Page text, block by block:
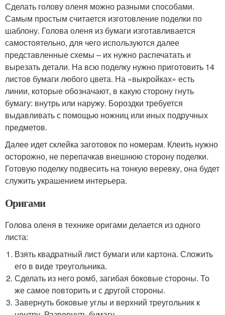
Сделать голову оленя можно разными способами.
Самым простым считается изготовление поделки по
шаблону. Голова оленя из бумаги изготавливается
самостоятельно, для чего используются далее
представленные схемы – их нужно распечатать и
вырезать детали. На всю поделку нужно приготовить 14
листов бумаги любого цвета. На «выкройках» есть
линии, которые обозначают, в какую сторону гнуть
бумагу: внутрь или наружу. Бороздки требуется
выдавливать с помощью ножниц или иных подручных
предметов.
Далее идет склейка заготовок по номерам. Клеить нужно
осторожно, не перепачкав внешнюю сторону поделки.
Готовую поделку подвесить на тонкую веревку, она будет
служить украшением интерьера.
Оригами
Голова оленя в технике оригами делается из одного
листа:
Взять квадратный лист бумаги или картона. Сложить
его в виде треугольника.
Сделать из него ромб, загибая боковые стороны. То
же самое повторить и с другой стороны.
Завернуть боковые углы и верхний треугольник к